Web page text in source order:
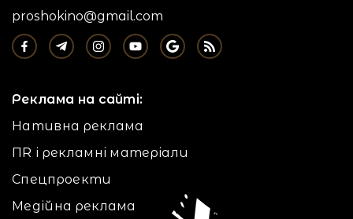
proshokino@gmail.com
Реклама на сайті:
Нативна реклама
ПR і рекламні матеріали
Спецпроекти
Медійна реклама